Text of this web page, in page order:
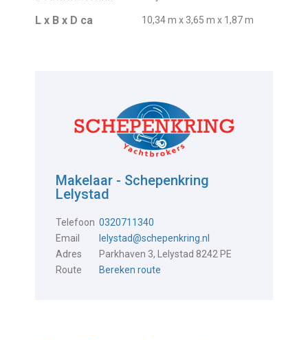
L x B x D ca 10,34 m x 3,65 m x 1,87 m
Makelaar - Schepenkring
Lelystad
Telefoon 0320711340
Email
lelystad@schepenkring.nl
Adres
Parkhaven 3, Lelystad 8242 PE
Route
Bereken route